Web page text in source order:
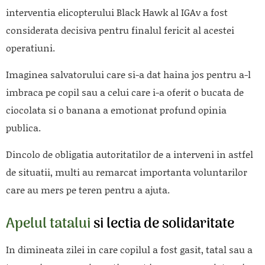
interventia elicopterului Black Hawk al IGAv a fost
considerata decisiva pentru finalul fericit al acestei
operatiuni.
Imaginea salvatorului care si-a dat haina jos pentru a-l
imbraca pe copil sau a celui care i-a oferit o bucata de
ciocolata si o banana a emotionat profund opinia
publica.
Dincolo de obligatia autoritatilor de a interveni in astfel
de situatii, multi au remarcat importanta voluntarilor
care au mers pe teren pentru a ajuta.
Apelul tataluisi lectia de solidaritate
In dimineata zilei in care copilul a fost gasit, tatal sau a